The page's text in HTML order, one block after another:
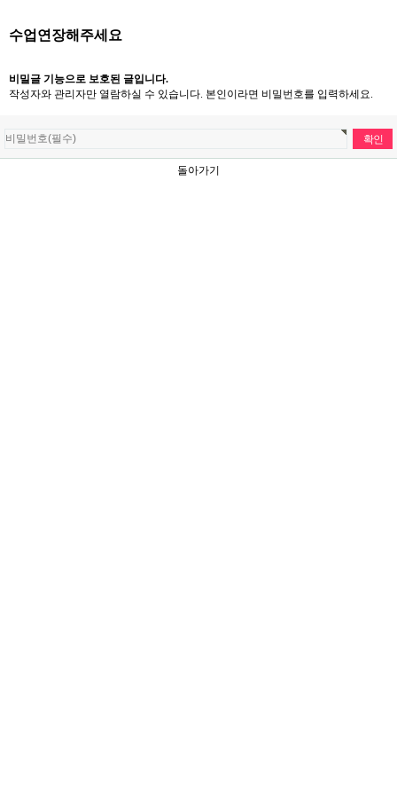
수업연장해주세요
비밀글 기능으로 보호된 글입니다.
작성자와 관리자만 열람하실 수 있습니다. 본인이라면 비밀번호를 입력하세요.
돌아가기